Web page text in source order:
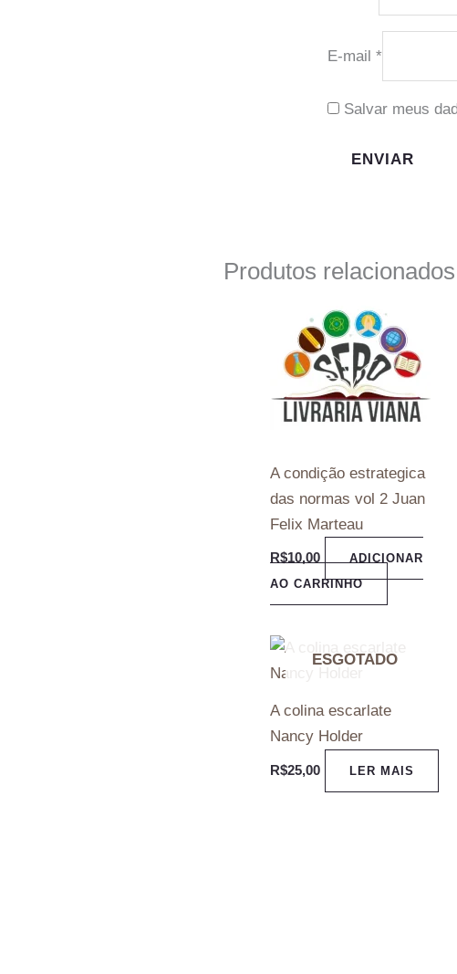
E-mail *
Salvar meus
Produtos relacionados
A condição estrategica
das normas vol 2 Juan
Felix Marteau
R$10,00
ADICIONAR
AO CARRINHO
ESGOTADO
A colina escarlate
Nancy Holder
R$25,00 LER MAIS